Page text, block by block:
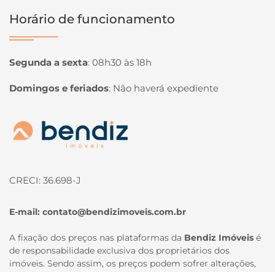
Horário de funcionamento
Segunda a sexta: 08h30 às 18h
Domingos e feriados: Não haverá expediente
Página inicial
CRECI: 36.698-J
E-mail: contato@bendizimoveis.com.br
A fixação dos preços nas plataformas da Bendiz Imóveis é
de responsabilidade exclusiva dos proprietários dos
imóveis. Sendo assim, os preços podem sofrer alterações,